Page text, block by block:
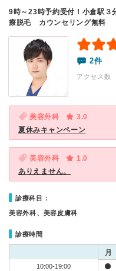
9時～23時予約受付！小倉駅３
療脱毛 カウンセリング無料
2件
アクセス数
美容外科
3.0
夏休みキャンペーン
美容外科
1.0
ありえません。
診療科目：
美容外科、美容皮膚科
診療時間
月
10:00-19:00